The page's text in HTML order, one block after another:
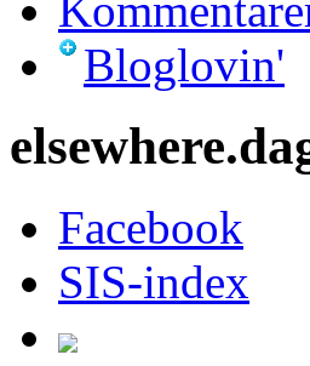
Bloglovin'
Facebook
SIS-index